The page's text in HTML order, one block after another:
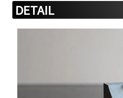
DETAIL